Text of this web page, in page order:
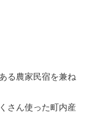
る農家民宿を兼ね
さん使った町内産